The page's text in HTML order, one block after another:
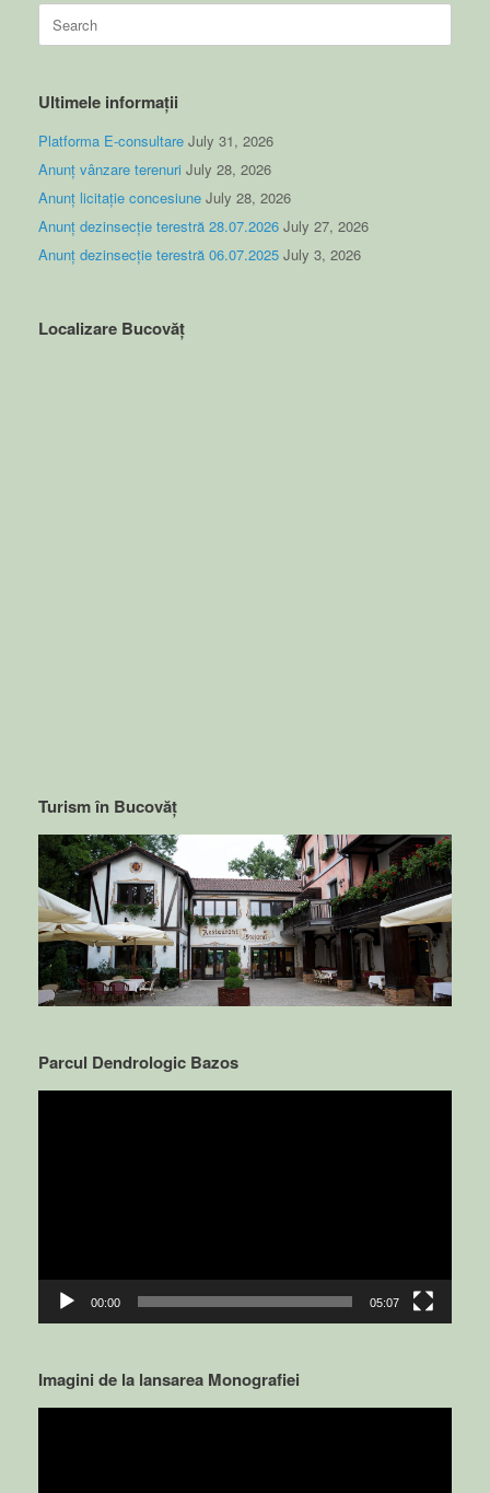
Search
for:
Ultimele informații
Platforma E-consultare July 31, 2026
Anunț vânzare terenuri July 28, 2026
Anunț licitație concesiune July 28, 2026
Anunț dezinsecție terestră 28.07.2026 July 27, 2026
Anunț dezinsecție terestră 06.07.2025 July 3, 2026
Localizare Bucovăț
Turism în Bucovăț
Parcul Dendrologic Bazos
00:00 05:07
Imagini de la lansarea Monografiei